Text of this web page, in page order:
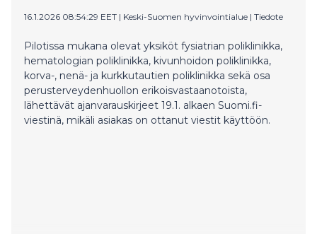
16.1.2026 08:54:29 EET | Keski-Suomen hyvinvointialue | Tiedote
Pilotissa mukana olevat yksiköt fysiatrian poliklinikka,
hematologian poliklinikka, kivunhoidon poliklinikka,
korva-, nenä- ja kurkkutautien poliklinikka sekä osa
perusterveydenhuollon erikoisvastaanotoista,
lähettävät ajanvarauskirjeet 19.1. alkaen Suomi.fi-
viestinä, mikäli asiakas on ottanut viestit käyttöön.